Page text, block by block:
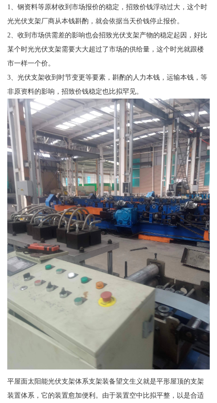
1、钢资料等原材收到市场报价的稳定，招致价钱浮动过大，这个时
光光伏支架厂商从本钱斟酌，就会依据当天价钱停止报价。
2、收到市场供需差的影响也会招致光伏支架产物的稳定起因，好比
某个时光光伏支架需要大大超过了市场的供给量，这个时光就跟楼
市一样一个价。
3、光伏支架收到时节变更等要素，斟酌的人力本钱，运输本钱，等
非原资料的影响，招致价钱稳定也比拟罕见。
平屋面太阳能光伏支架体系支架装备望文生义就是平形屋顶的支架
装置体系，它的装置愈加便利。由于装置空中比拟平整，以是合适